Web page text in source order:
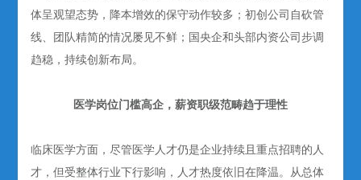
体呈观望态势，降本增效的保守动作较多；初创公司自砍管
线、团队精简的情况屡见不鲜；国央企和头部内资公司步调
趋稳，持续创新布局。
医学岗位门槛高企，薪资职级范畴趋于理性
临床医学方面，尽管医学人才仍是企业持续且重点招聘的人
才，但受整体行业下行影响，人才热度依旧在降温。从总体